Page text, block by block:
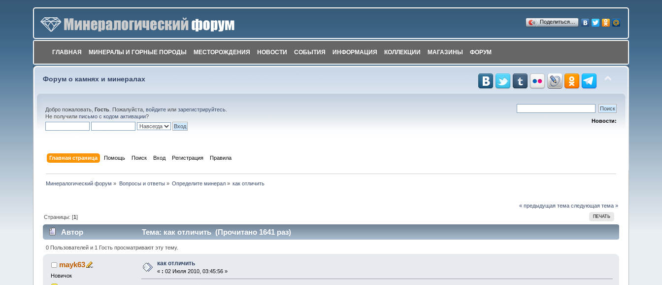
Поделиться…
ГЛАВНАЯ МИНЕРАЛЫ И ГОРНЫЕ ПОРОДЫ МЕСТОРОЖДЕНИЯ НОВОСТИ СОБЫТИЯ ИНФОРМАЦИЯ КОЛЛЕКЦИИ МАГАЗИНЫ ФОРУМ
Форум о камнях и минералах
Добро пожаловать,Гость . Пожалуйста,войдите илизарегистрируйтесь
Не получилиписьмо с кодом активации?
Новости:
Главная страница Помощь Поиск Вход Регистрация Правила
Минералогический форум » Вопросы и ответы» Определите минерал » как отличить
« предыдущая тема следующая тема »
ПЕЧАТЬ
Страницы: [1]
Автор Тема: как отличить (Прочитано 1641 раз)
0 Пользователей и 1 Гость просматривают эту тему.
mayk63
Новичок
как отличить
« : 02 Июля 2010, 03:45:56 »